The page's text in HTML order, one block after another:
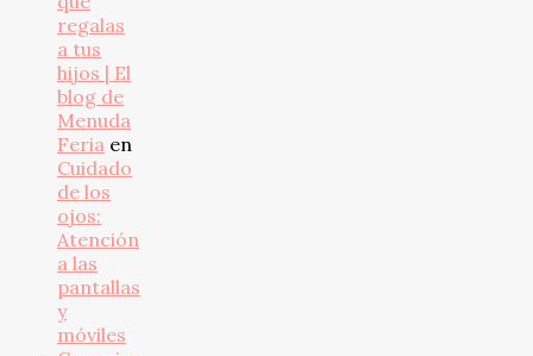
regalas
a tus
hijos | El
blog de
Menuda
Feria en
Cuidado
de los
ojos:
Atención
a las
pantallas
y
móviles